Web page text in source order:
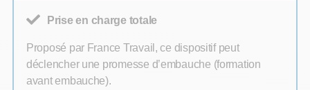
Prise en charge totale
Proposé par France Travail, ce dispositif peut
déclencher une promesse d’embauche (formation
avant embauche).